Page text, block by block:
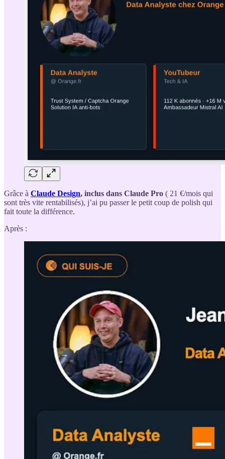
Grâce à Claude Design, inclus dans Claude Pro ( 21 €/mois qui
sont très vite rentabilisés), j’ai pu passer le petit coup de polish qui
fait toute la différence.
Après :